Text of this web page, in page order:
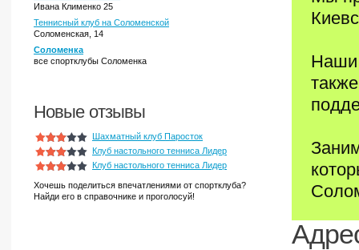
Ивана Клименко 25
Теннисный клуб на Соломенской
Соломенская, 14
Соломенка
все спортклубы Соломенка
Новые отзывы
Шахматный клуб Паросток
Клуб настольного тенниса Лидер
Клуб настольного тенниса Лидер
Хочешь поделиться впечатлениями от спортклуба?
Найди его в справочнике и проголосуй!
Наши